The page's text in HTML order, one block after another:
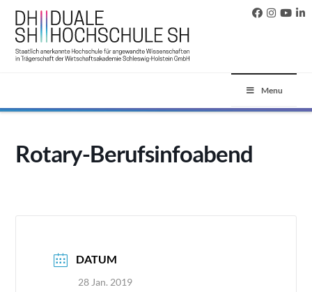
Menu
Rotary-Berufsinfoabend
DATUM
28 Jan. 2019